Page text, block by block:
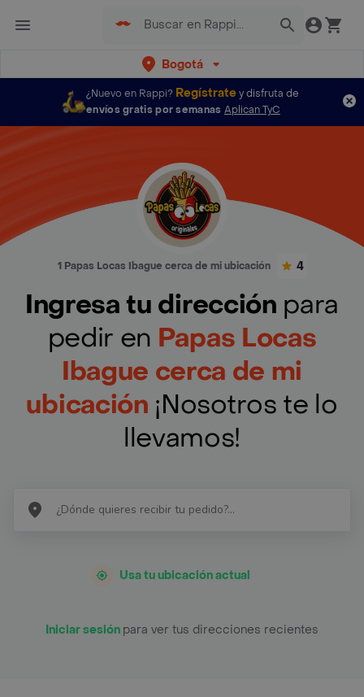
Bogotá
¿Nuevo en Rappi? Regístratey disfruta de
envíos gratis por semanas Aplican TyC
1 Papas Locas Ibague cerca de mi ubicación 4
Ingresa tu dirección para
pedir en Papas Locas
Ibague cerca de mi
ubicación ¡Nosotros te lo
llevamos!
Usa tu ubicación actual
Iniciar sesión para ver tus direcciones recientes